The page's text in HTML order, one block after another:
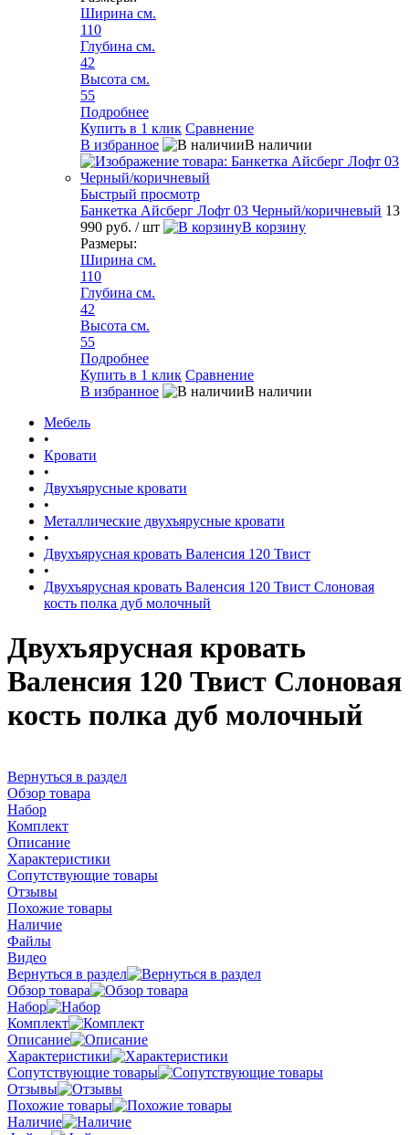
Ширина см.
110
Глубина см.
42
Высота см.
55
Подробнее
Купить в 1 клик Сравнение
В избранное
В наличии
Быстрый просмотр
Банкетка Айсберг Лофт 03 Черный/коричневый 13
990 руб. / шт
В корзину
Размеры:
Ширина см.
110
Глубина см.
42
Высота см.
55
Подробнее
Купить в 1 клик Сравнение
В избранное
В наличии
Мебель
•
Кровати
•
Двухъярусные кровати
•
Металлические двухъярусные кровати
•
Двухъярусная кровать Валенсия 120 Твист
•
Двухъярусная кровать Валенсия 120 Твист Слоновая
кость полка дуб молочный
Двухъярусная кровать
Валенсия 120 Твист Слоновая
кость полка дуб молочный
Вернуться в раздел
Обзор товара
Набор
Комплект
Описание
Характеристики
Сопутствующие товары
Отзывы
Похожие товары
Наличие
Файлы
Видео
Вернуться в раздел
Обзор товара
Набор
Комплект
Описание
Характеристики
Сопутствующие товары
Отзывы
Похожие товары
Наличие